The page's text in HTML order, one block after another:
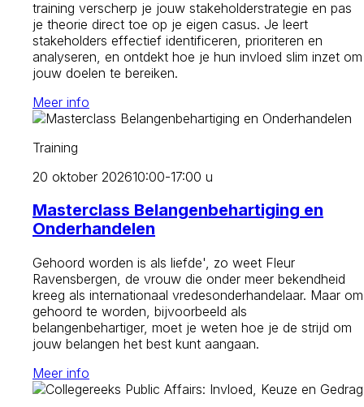
training verscherp je jouw stakeholderstrategie en pas
je theorie direct toe op je eigen casus. Je leert
stakeholders effectief identificeren, prioriteren en
analyseren, en ontdekt hoe je hun invloed slim inzet om
jouw doelen te bereiken.
Meer info
Training
20 oktober 202610:00-17:00 u
Masterclass Belangenbehartiging en
Onderhandelen
Gehoord worden is als liefde', zo weet Fleur
Ravensbergen, de vrouw die onder meer bekendheid
kreeg als internationaal vredesonderhandelaar. Maar om
gehoord te worden, bijvoorbeeld als
belangenbehartiger, moet je weten hoe je de strijd om
jouw belangen het best kunt aangaan.
Meer info